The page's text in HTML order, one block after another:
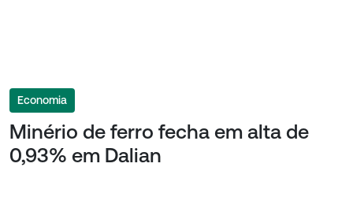
Economia
Minério de ferro fecha em alta de
0,93% em Dalian